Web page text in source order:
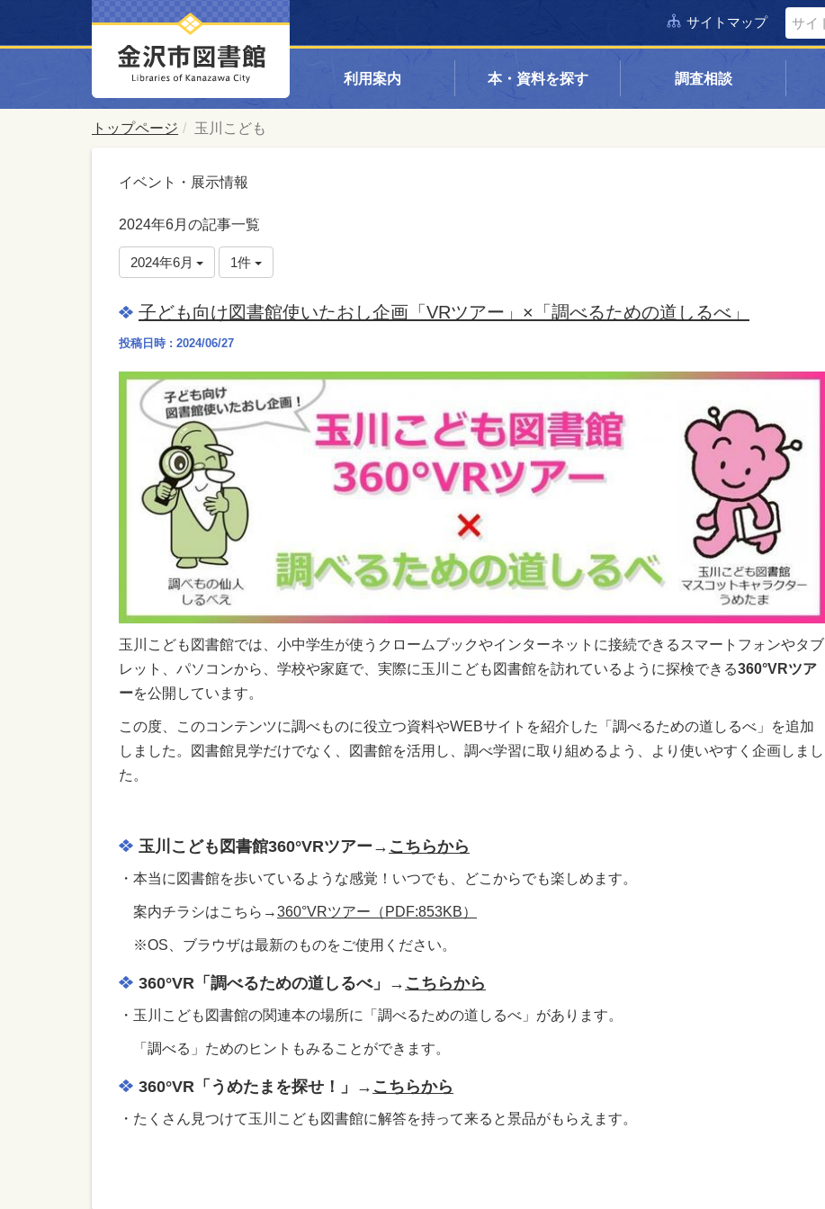
サイトマップ
利用案内 本・資料を探す 調査相談
トップページ 玉川こども
イベント・展示情報
2024年6月の記事一覧
2024年6月 1件
子ども向け図書館使いたおし企画「VRツアー」×「調べるための道しるべ」
投稿日時 : 2024/06/27
玉川こども図書館では、小中学生が使うクロームブックやインターネットに接続できるスマートフォンやタブ
レット、パソコンから、学校や家庭で、実際に玉川こども図書館を訪れているように探検できる360°VRツア
ーを公開しています。
この度、このコンテンツに調べものに役立つ資料やWEBサイトを紹介した「調べるための道しるべ」を追加
しました。図書館見学だけでなく、図書館を活用し、調べ学習に取り組めるよう、より使いやすく企画しまし
た。
玉川こども図書館360°VRツアー→ こちらから
・本当に図書館を歩いているような感覚！いつでも、どこからでも楽しめます。
案内チラシはこちら→360°VRツアー（PDF:853KB）
※OS、ブラウザは最新のものをご使用ください。
360°VR「調べるための道しるべ」→ こちらから
・玉川こども図書館の関連本の場所に「調べるための道しるべ」があります。
「調べる」ためのヒントもみることができます。
360°VR「うめたまを探せ！」→ こちらから
・たくさん見つけて玉川こども図書館に解答を持って来ると景品がもらえます。